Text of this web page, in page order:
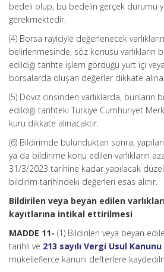
bedeli olup, bu bedelin gerçek durumu
gerekmektedir.
(4) Borsa rayiciyle değerlenecek
belirlenmesinde, söz konusu varlıkların
edildiği tarihte işlem gördüğü yurt içi
borsalarda oluşan değerler dikkate
(5) Döviz cinsinden varlıklarda, bunların
edildiği tarihteki Türkiye Cumhuriyet
kuru dikkate alınacaktır.
(6) Bildirimde bulunduktan sonra,
ya da bildirime konu edilen varlıkların
31/3/2023 tarihine kadar yapılacak
bildirim tarihindeki değerleri esas alınır.
Bildirilen veya beyan edilen
kayıtlarına intikal ettirilmesi
MADDE 11- (1) Bildirilen veya beyan
tarihli ve 213 sayılı Vergi Usul Kanunu
mükelleflerce kanuni defterlere